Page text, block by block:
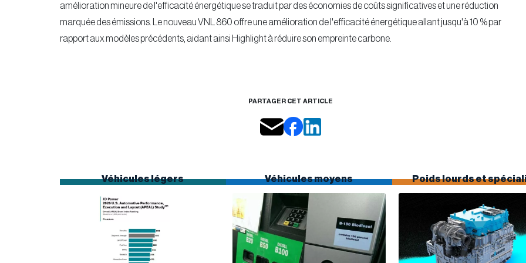
amélioration mineure de l'efficacité énergétique se traduit par des économies de coûts significatives et une réduction
marquée des émissions. Le nouveau VNL 860 offre une amélioration de l'efficacité énergétique allant jusqu'à 10 % par
rapport aux modèles précédents, aidant ainsi Highlight à réduire son empreinte carbone.
PARTAGER CET ARTICLE
Véhicules légers Véhicules moyens Poids lourds et